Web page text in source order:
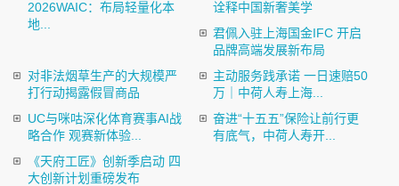
2026WAIC：布局轻量化本
地...
诠释中国新奢美学
君佩入驻上海国金IFC 开启
品牌高端发展新布局
对非法烟草生产的大规模严
打行动揭露假冒商品
主动服务践承诺 一日速赔50
万｜中荷人寿上海...
UC与咪咕深化体育赛事AI战
略合作 观赛新体验...
奋进“十五五”保险让前行更
有底气，中荷人寿开...
《天府工匠》创新季启动 四
大创新计划重磅发布